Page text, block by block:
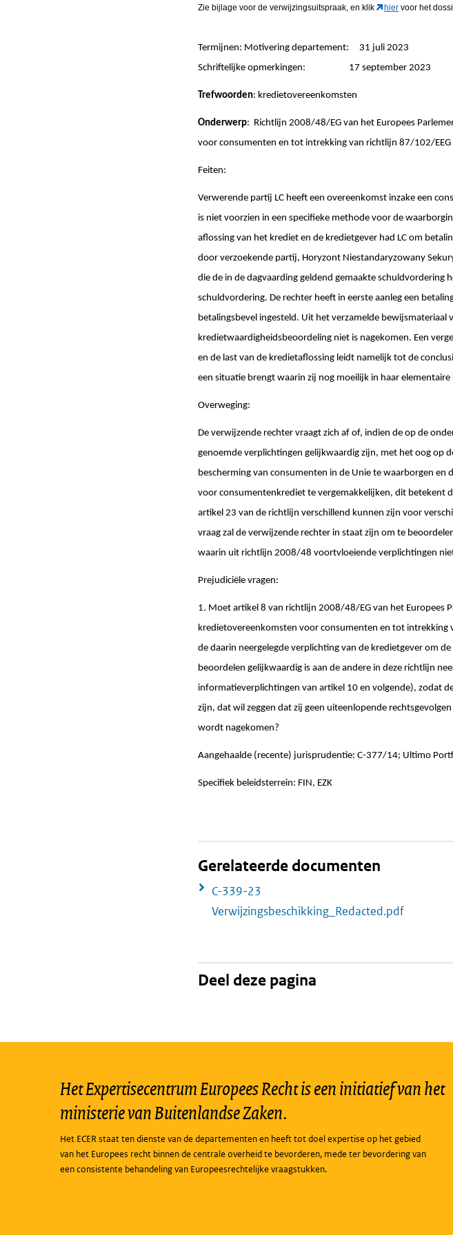
Zie bijlage voor de verwijzingsuitspraak, en klik hier voor het
Termijnen: Motivering departement: 31 juli 2023
Schriftelijke opmerkingen: 17 september 2023
Trefwoorden: kredietovereenkomsten
Onderwerp: Richtlijn 2008/48/EG van het Europees
voor consumenten en tot intrekking van richtlijn 87/102/EEG
Feiten:
Verwerende partij LC heeft een overeenkomst inzake een
is niet voorzien in een specifieke methode voor de
aflossing van het krediet en de kredietgever had LC om
door verzoekende partij, Horyzont Niestandaryzowany
die de in de dagvaarding geldend gemaakte schuldvordering
schuldvordering. De rechter heeft in eerste aanleg een
betalingsbevel ingesteld. Uit het verzamelde
kredietwaardigheidsbeoordeling niet is nagekomen. Een
en de last van de kredietaflossing leidt namelijk tot de
een situatie brengt waarin zij nog moeilijk in haar
Overweging:
De verwijzende rechter vraagt zich af of, indien de op de
genoemde verplichtingen gelijkwaardig zijn, met het oog op
bescherming van consumenten in de Unie te waarborgen
voor consumentenkrediet te vergemakkelijken, dit betekent
artikel 23 van de richtlijn verschillend kunnen zijn voor
vraag zal de verwijzende rechter in staat zijn om te
waarin uit richtlijn 2008/48 voortvloeiende verplichtingen
Prejudiciële vragen:
1. Moet artikel 8 van richtlijn 2008/48/EG van het Europees
kredietovereenkomsten voor consumenten en tot intrekking
de daarin neergelegde verplichting van de kredietgever om
beoordelen gelijkwaardig is aan de andere in deze richtlijn
informatieverplichtingen van artikel 10 en volgende), zodat
zijn, dat wil zeggen dat zij geen uiteenlopende
wordt nagekomen?
Aangehaalde (recente) jurisprudentie: C-377/14; Ultimo
Specifiek beleidsterrein: FIN, EZK
Gerelateerde documenten
C-339-23
Verwijzingsbeschikking_Redacted.pdf
Deel deze pagina
Het Expertisecentrum Europees Recht is een initiatief van het
ministerie van Buitenlandse Zaken.
Het ECER staat ten dienste van de departementen en heeft tot doel expertise op het gebied
van het Europees recht binnen de centrale overheid te bevorderen, mede ter bevordering van
een consistente behandeling van Europeesrechtelijke vraagstukken.